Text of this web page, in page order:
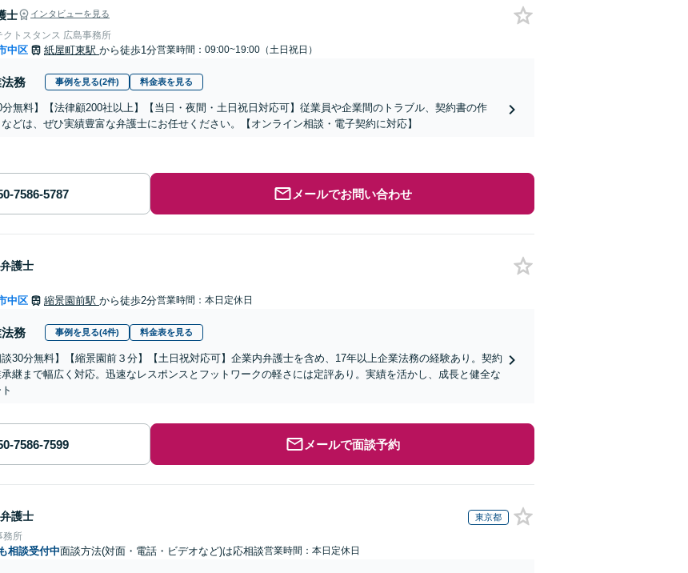
士 インタビューを見る
トスタンス 広島事務所
中区 紙屋町東駅 から徒歩1分営業時間：09:00~19:00（土日祝日）
務 事例を見る(2件) 料金表を見る
分無料】【法律顧200社以上】【当日・夜間・土日祝日対応可】従業員や企業間のトラブル、契約書の作
どは、ぜひ実績豊富な弁護士にお任せください。【オンライン相談・電子契約に対応】
メールでお問い合わせ
弁護士
中区 縮景園前駅 から徒歩2分営業時間：本日定休日
務 事例を見る(4件) 料金表を見る
談30分無料】【縮景園前３分】【土日祝対応可】​企業内弁護士を含め、17年以上企業法務の経験あり。契約
継まで幅広く対応。迅速なレスポンスとフットワークの軽さには定評あり。実績を活かし、成長と健全な
メールで面談予約
弁護士 東京都
務所
相談受付中面談方法(対面・電話・ビデオなど)は応相談営業時間：本日定休日